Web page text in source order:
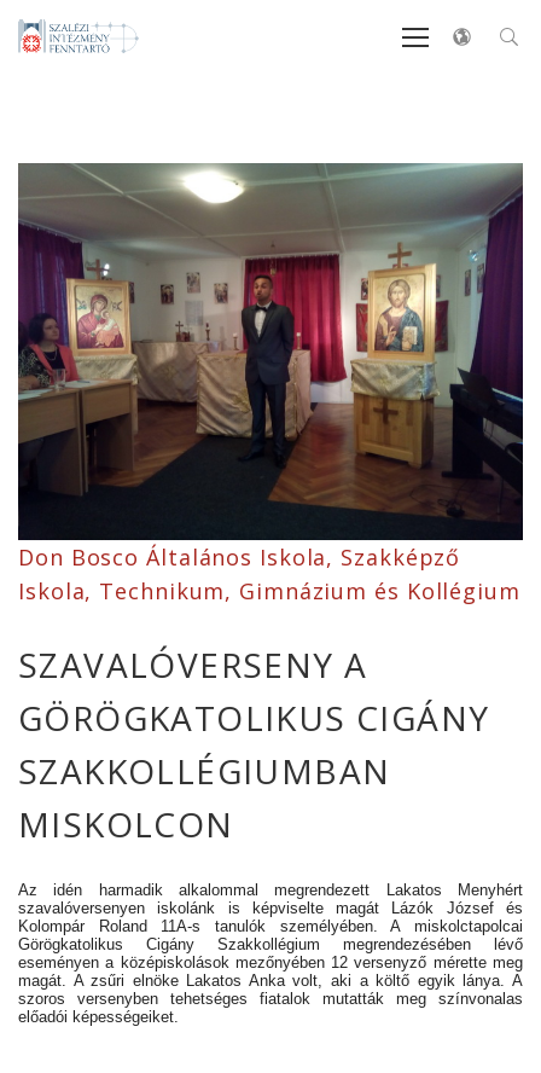
Don Bosco Általános Iskola, Szakképző
Iskola, Technikum, Gimnázium és Kollégium
SZAVALÓVERSENY A
GÖRÖGKATOLIKUS CIGÁNY
SZAKKOLLÉGIUMBAN
MISKOLCON
Az idén harmadik alkalommal megrendezett Lakatos Menyhért
szavalóversenyen iskolánk is képviselte magát Lázók József és
Kolompár Roland 11A-s tanulók személyében. A miskolctapolcai
Görögkatolikus Cigány Szakkollégium megrendezésében lévő
eseményen a középiskolások mezőnyében 12 versenyző mérette meg
magát. A zsűri elnöke Lakatos Anka volt, aki a költő egyik lánya. A
szoros versenyben tehetséges fiatalok mutatták meg színvonalas
előadói képességeiket.